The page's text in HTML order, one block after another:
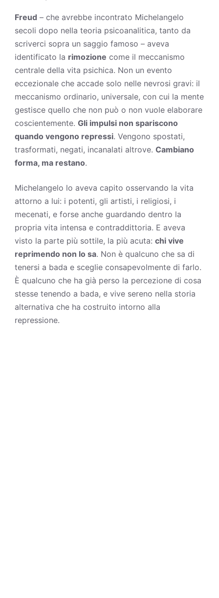
Freud – che avrebbe incontrato Michelangelo
secoli dopo nella teoria psicoanalitica, tanto da
scriverci sopra un saggio famoso – aveva
identificato la rimozione come il meccanismo
centrale della vita psichica. Non un evento
eccezionale che accade solo nelle nevrosi gravi: il
meccanismo ordinario, universale, con cui la mente
gestisce quello che non può o non vuole elaborare
coscientemente. Gli impulsi non spariscono
quando vengono repressi. Vengono spostati,
trasformati, negati, incanalati altrove. Cambiano
forma, ma restano.
Michelangelo lo aveva capito osservando la vita
attorno a lui: i potenti, gli artisti, i religiosi, i
mecenati, e forse anche guardando dentro la
propria vita intensa e contraddittoria. E aveva
visto la parte più sottile, la più acuta: chi vive
reprimendo non lo sa. Non è qualcuno che sa di
tenersi a bada e sceglie consapevolmente di farlo.
È qualcuno che ha già perso la percezione di cosa
stesse tenendo a bada, e vive sereno nella storia
alternativa che ha costruito intorno alla
repressione.